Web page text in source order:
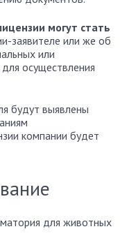
могут стать
заявителе или же об
или
осуществления
будут выявлены
компании будет
для животных